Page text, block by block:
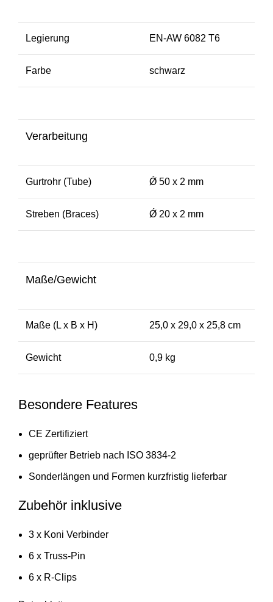
Legierung EN-AW 6082 T6
Farbe schwarz
Verarbeitung
Gurtrohr (Tube) Ǿ 50 x 2 mm
Streben (Braces) Ǿ 20 x 2 mm
Maße/Gewicht
Maße (L x B x H) 25,0 x 29,0 x 25,8 cm
Gewicht 0,9 kg
Besondere Features
CE Zertifiziert
geprüfter Betrieb nach ISO 3834-2
Sonderlängen und Formen kurzfristig lieferbar
Zubehör inklusive
3 x Koni Verbinder
6 x Truss-Pin
6 x R-Clips